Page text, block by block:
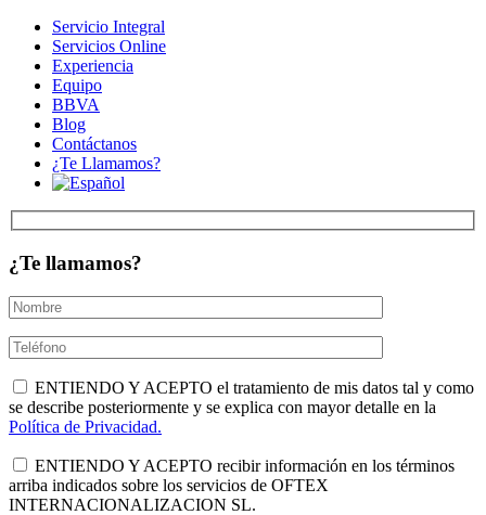
Servicio Integral
Servicios Online
Experiencia
Equipo
BBVA
Blog
Contáctanos
¿Te Llamamos?
¿Te llamamos?
ENTIENDO Y ACEPTO el tratamiento de mis datos tal y como
se describe posteriormente y se explica con mayor detalle en la
Política de Privacidad.
ENTIENDO Y ACEPTO recibir información en los términos
arriba indicados sobre los servicios de OFTEX
INTERNACIONALIZACION SL.